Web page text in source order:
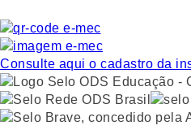
Consulte aqui o cadastro da